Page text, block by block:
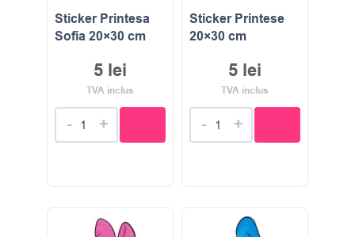
Sticker Printesa
Sofia 20×30 cm
5 lei
TVA inclus
- +
Sticker Printese
20×30 cm
5 lei
TVA inclus
- +